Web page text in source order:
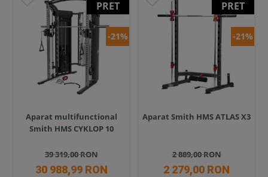
PRET
-21%
Aparat multifunctional
Smith HMS CYKLOP 10
39 319,00 RON
30 988,99 RON
PRET
-21%
Aparat Smith HMS ATLAS X3
2 889,00 RON
2 279,00 RON